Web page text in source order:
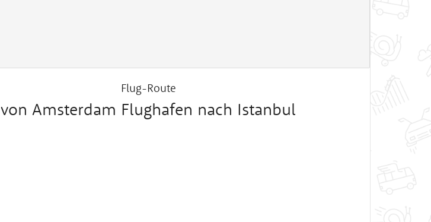
Flug-Route
von Amsterdam Flughafen nach Istanbul